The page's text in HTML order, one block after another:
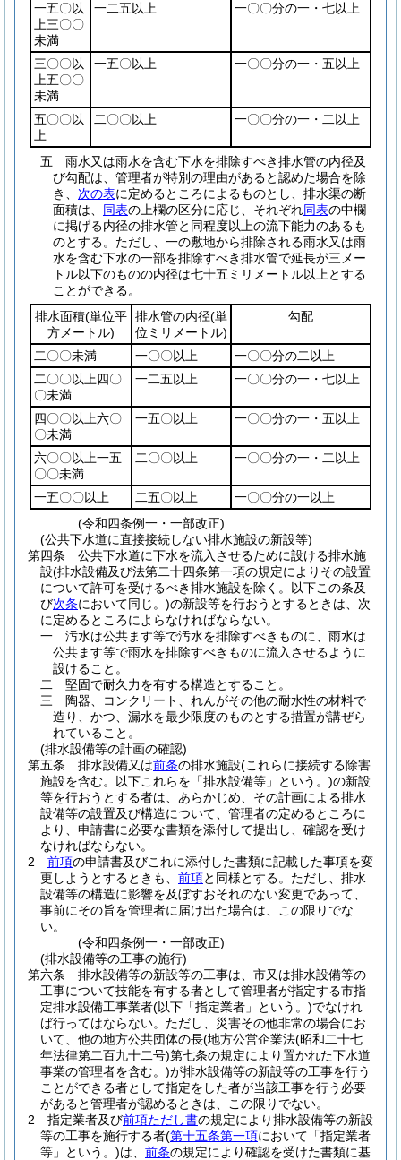
一五〇以
上三〇〇
未満
一二五以上 一〇〇分の一・七以上
三〇〇以
上五〇〇
未満
一五〇以上 一〇〇分の一・五以上
五〇〇以
上
二〇〇以上 一〇〇分の一・二以上
五
雨水又は雨水を含む下水を排除すべき排水管の内径及
び勾配は、管理者が特別の理由があると認めた場合を除
き、 次の表に定めるところによるものとし、排水渠の断
面積は、 同表の上欄の区分に応じ、それぞれ同表の中欄
に掲げる内径の排水管と同程度以上の流下能力のあるも
のとする。 ただし、一の敷地から排除される雨水又は雨
水を含む下水の一部を排除すべき排水管で延長が三メー
トル以下のものの内径は七十五ミリメートル以上とする
ことができる。
排水面積(単位平
方メートル)
排水管の内径(単
位ミリメートル)
勾配
二〇〇未満 一〇〇以上
一〇〇分の二以上
二〇〇以上四〇
〇未満
一二五以上 一〇〇分の一・七以上
四〇〇以上六〇
〇未満
一五〇以上 一〇〇分の一・五以上
六〇〇以上一五
〇〇未満
二〇〇以上 一〇〇分の一・二以上
一五〇〇以上 二五〇以上
一〇〇分の一以上
(令和四条例一・一部改正)
(公共下水道に直接接続しない排水施設の新設等)
第四条
公共下水道に下水を流入させるために設ける排水施
設(排水設備及び法第二十四条第一項の規定によりその設置
について許可を受けるべき排水施設を除く。以下この条及
び次条において同じ。)の新設等を行おうとするときは、次
に定めるところによらなければならない。
一
汚水は公共ます等で汚水を排除すべきものに、雨水は
公共ます等で雨水を排除すべきものに流入させるように
設けること。
二
堅固で耐久力を有する構造とすること。
三
陶器、コンクリート、れんがその他の耐水性の材料で
造り、かつ、漏水を最少限度のものとする措置が講ぜら
れていること。
(排水設備等の計画の確認)
第五条
排水設備又は前条の排水施設(これらに接続する除害
施設を含む。以下これらを「排水設備等」という。)の新設
等を行おうとする者は、あらかじめ、その計画による排水
設備等の設置及び構造について、管理者の定めるところに
より、申請書に必要な書類を添付して提出し、確認を受け
なければならない。
2
前項の申請書及びこれに添付した書類に記載した事項を変
更しようとするときも、 前項と同様とする。 ただし、排水
設備等の構造に影響を及ぼすおそれのない変更であって、
事前にその旨を管理者に届け出た場合は、この限りでな
い。
(令和四条例一・一部改正)
(排水設備等の工事の施行)
第六条
排水設備等の新設等の工事は、市又は排水設備等の
工事について技能を有する者として管理者が指定する市指
定排水設備工事業者(以下「指定業者」という。)でなけれ
ば行ってはならない。 ただし、災害その他非常の場合にお
いて、他の地方公共団体の長(地方公営企業法(昭和二十七
年法律第二百九十二号)第七条の規定により置かれた下水道
事業の管理者を含む。)が排水設備等の新設等の工事を行う
ことができる者として指定をした者が当該工事を行う必要
があると管理者が認めるときは、この限りでない。
2
指定業者及び前項ただし書の規定により排水設備等の新設
等の工事を施行する者(第十五条第一項において「指定業者
等」という。)は、 前条の規定により確認を受けた書類に基